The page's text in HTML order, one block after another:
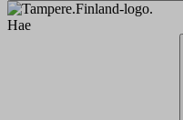
Hae